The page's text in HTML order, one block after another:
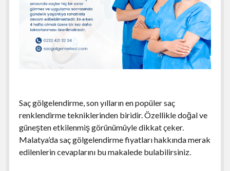
Saç gölgelendirme, son yılların en popüler saç
renklendirme tekniklerinden biridir. Özellikle doğal ve
güneşten etkilenmiş görünümüyle dikkat çeker.
Malatya’da saç gölgelendirme fiyatları hakkında merak
edilenlerin cevaplarını bu makalede bulabilirsiniz.